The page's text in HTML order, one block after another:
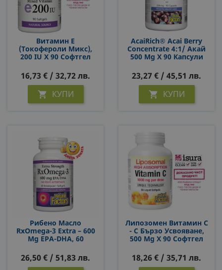
Витамин E
(токофероли Микс),
200 IU Х 90 Софтгел
16,73 € / 32,72 лв.
 КУПИ
AcaiRich® Acai Berry
Concentrate 4:1/ Акай
500 Mg X 90 Капсули
23,27 € / 45,51 лв.
 КУПИ
Рибено Масло
RxOmega-3 Extra – 600
Mg EPA-DHA, 60
26,50 € / 51,83 лв.
Липозомен Витамин С
- С Бързо Усвояване,
500 Mg Х 90 Софтгел
18,26 € / 35,71 лв.